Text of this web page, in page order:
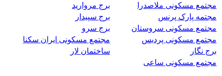
مجتمع مسکونی ملاصدرا
برج مروارید
مجتمه پارک پرنس
برج سپیدار
مجتمع مسکونی سروستان
برج سرو
مجتمع مسکونی پردیس
مجتمع مسکونی ایران سکنا
برج نگار
ساختمان لار
مجتمع مسکونی ساعی